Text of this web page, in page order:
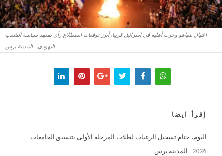
اغتيال نتنياهو وحرب أهلية في إسرائيل قريبا، أبرز توقعات استطلاع رأي بمعهد سياسة الشعب
اليهودي - المدينة برس
إقرأ ايضا
اليوم، ختام تسجيل الرغبات لطلاب المرحلة الأولى بتنسيق الجامعات
2026 - المدينة برس